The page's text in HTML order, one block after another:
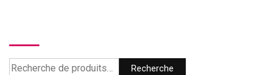
Recherche